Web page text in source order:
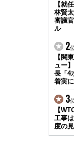
●ゴ
伴う
らせ
ユーザ
建設
だき
ます。
下記
て、
更新
きます
【期
５月
上記
がさ
【就
林賢
審議
ル
2
【関
ュー
長「4
着実に
3
【
工事
度の